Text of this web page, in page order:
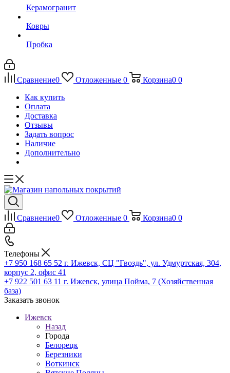
Керамогранит
Ковры
Пробка
Сравнение0 Отложенные 0 Корзина0 0
Как купить
Оплата
Доставка
Отзывы
Задать вопрос
Наличие
Дополнительно
Сравнение0 Отложенные 0 Корзина0 0
Телефоны
+7 950 168 65 52 г. Ижевск, СЦ "Гвоздь", ул. Удмуртская, 304,
корпус 2, офис 41
+7 922 501 63 11 г. Ижевск, улица Пойма, 7 (Хозяйственная
база)
Заказать звонок
Ижевск
Назад
Города
Белорецк
Березники
Воткинск